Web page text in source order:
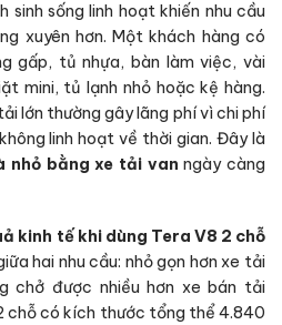
sinh sống linh hoạt khiến nhu cầu
xuyên hơn. Một khách hàng có
gấp, tủ nhựa, bàn làm việc, vài
mini, tủ lạnh nhỏ hoặc kệ hàng.
lớn thường gây lãng phí vì chi phí
linh hoạt về thời gian. Đây là
nhỏ bằng xe tải van ngày càng
kinh tế khi dùng Tera V8 2 chỗ
hai nhu cầu: nhỏ gọn hơn xe tải
chở được nhiều hơn xe bán tải
chỗ có kích thước tổng thể 4.840